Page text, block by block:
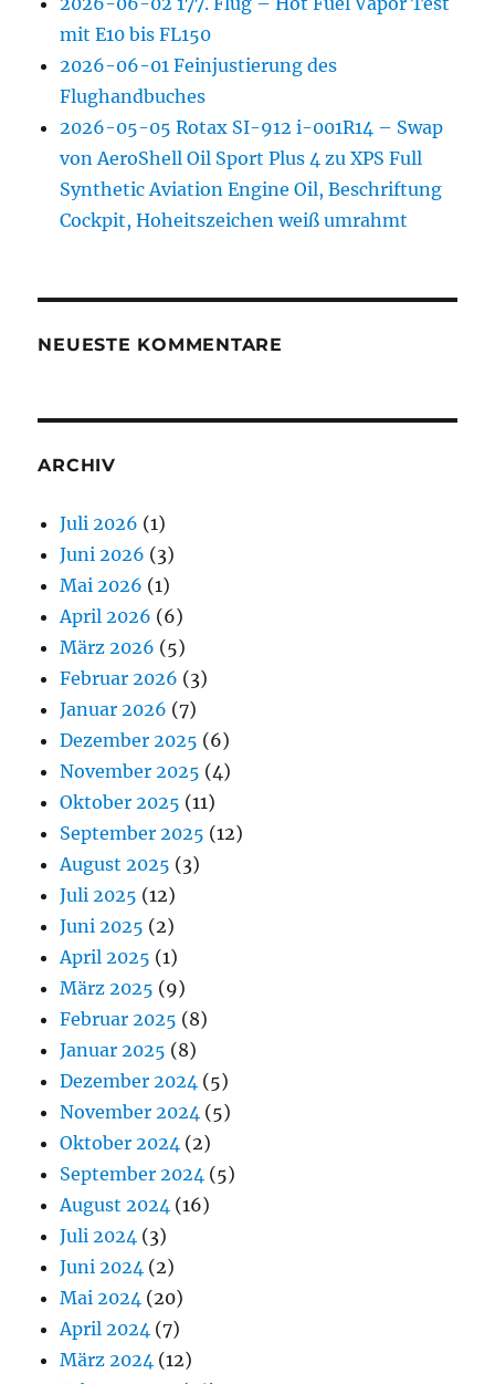
mit E10 bis FL150
2026-06-01 Feinjustierung des
Flughandbuches
2026-05-05 Rotax SI-912 i-001R14 – Swap
von AeroShell Oil Sport Plus 4 zu XPS Full
Synthetic Aviation Engine Oil, Beschriftung
Cockpit, Hoheitszeichen weiß umrahmt
NEUESTE KOMMENTARE
ARCHIV
Juli 2026 (1)
Juni 2026 (3)
Mai 2026 (1)
April 2026 (6)
März 2026 (5)
Februar 2026 (3)
Januar 2026 (7)
Dezember 2025 (6)
November 2025 (4)
Oktober 2025 (11)
September 2025 (12)
August 2025 (3)
Juli 2025 (12)
Juni 2025 (2)
April 2025 (1)
März 2025 (9)
Februar 2025 (8)
Januar 2025 (8)
Dezember 2024 (5)
November 2024 (5)
Oktober 2024 (2)
September 2024 (5)
August 2024 (16)
Juli 2024 (3)
Juni 2024 (2)
Mai 2024 (20)
April 2024 (7)
März 2024 (12)